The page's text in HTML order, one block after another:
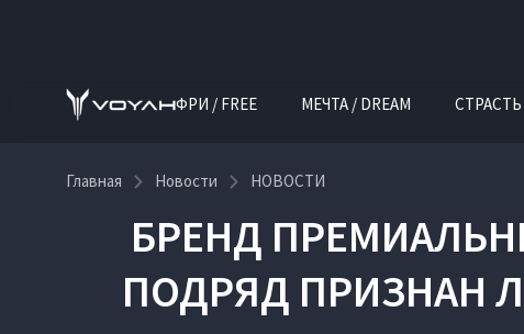
ФРИ / FREE МЕЧТА / DREAM СТРАСТЬ
Главная Новости НОВОСТИ
БРЕНД
ПОДРЯД ПРИЗНАН